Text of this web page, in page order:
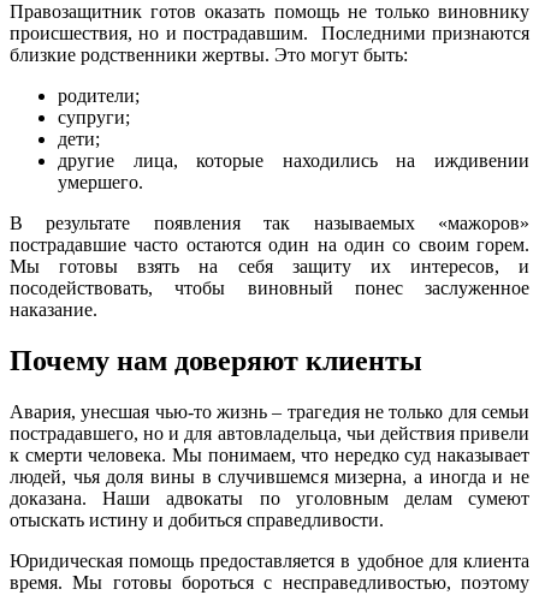
Правозащитник готов оказать помощь не только виновнику
происшествия, но и пострадавшим. Последними признаются
близкие родственники жертвы. Это могут быть:
родители;
супруги;
дети;
другие лица, которые находились на иждивении
умершего.
В результате появления так называемых «мажоров»
пострадавшие часто остаются один на один со своим горем.
Мы готовы взять на себя защиту их интересов, и
посодействовать, чтобы виновный понес заслуженное
наказание.
Почему нам доверяют клиенты
Авария, унесшая чью-то жизнь – трагедия не только для семьи
пострадавшего, но и для автовладельца, чьи действия привели
к смерти человека. Мы понимаем, что нередко суд наказывает
людей, чья доля вины в случившемся мизерна, а иногда и не
доказана. Наши адвокаты по уголовным делам сумеют
отыскать истину и добиться справедливости.
Юридическая помощь предоставляется в удобное для клиента
время. Мы готовы бороться с несправедливостью, поэтому